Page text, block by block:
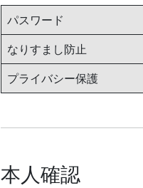
パスワード
なりすまし防止
プライバシー保護
本人確認